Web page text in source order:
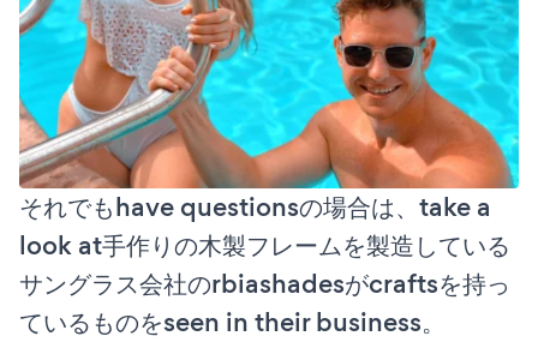
それでもhave questionsの場合は、take a
look at手作りの木製フレームを製造している
サングラス会社のrbiashadesがcraftsを持っ
ているものをseen in their business。